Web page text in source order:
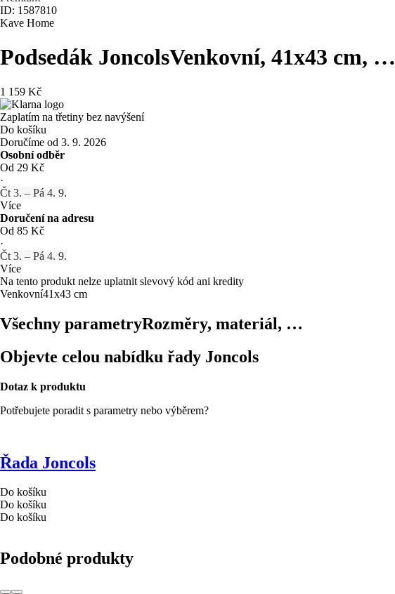
ID: 1587810
Kave Home
Podsedák JoncolsVenkovní, 41x43 cm, …
1 159 Kč
Zaplatím na třetiny bez navýšení
Do košíku
Doručíme od 3. 9. 2026
Osobní odběr
Od 29 Kč
·
Čt 3. – Pá 4. 9.
Více
Doručení na adresu
Od 85 Kč
·
Čt 3. – Pá 4. 9.
Více
Na tento produkt nelze uplatnit slevový kód ani kredity
Venkovní41x43 cm
Všechny parametryRozměry, materiál, …
Objevte celou nabídku řady Joncols
Dotaz k produktu
Potřebujete poradit s parametry nebo výběrem?
Řada Joncols
Do košíku
Do košíku
Do košíku
Podobné produkty